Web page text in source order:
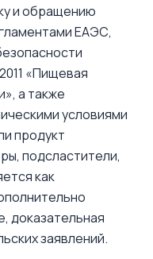
и обращению
ЕАЭС,
«Пищевая
а также
условиями
продукт
подсластители,
как
доказательная
заявлений.